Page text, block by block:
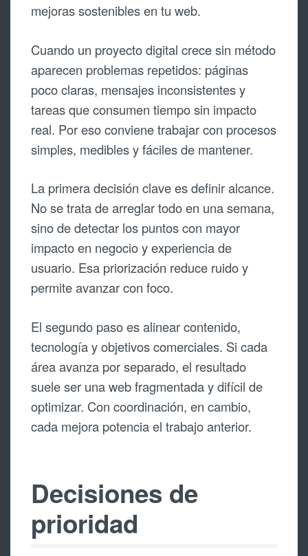
mejoras sostenibles en tu web.
Cuando un proyecto digital crece sin método
aparecen problemas repetidos: páginas
poco claras, mensajes inconsistentes y
tareas que consumen tiempo sin impacto
real. Por eso conviene trabajar con procesos
simples, medibles y fáciles de mantener.
La primera decisión clave es definir alcance.
No se trata de arreglar todo en una semana,
sino de detectar los puntos con mayor
impacto en negocio y experiencia de
usuario. Esa priorización reduce ruido y
permite avanzar con foco.
El segundo paso es alinear contenido,
tecnología y objetivos comerciales. Si cada
área avanza por separado, el resultado
suele ser una web fragmentada y difícil de
optimizar. Con coordinación, en cambio,
cada mejora potencia el trabajo anterior.
Decisiones de
prioridad